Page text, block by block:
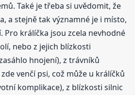
Také je třeba si uvědomit, že
a stejně tak významné je i místo,
Pro králíčka jsou zcela nevhodné
nebo z jejich blízkosti
hnojení), z trávníků
venčí psi, což může u králíčků
komplikace), z blízkosti silnic